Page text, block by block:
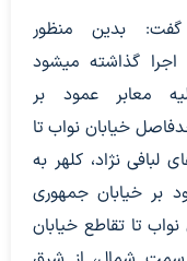
بدین منظور
گذاشته میشود
معابر عمود بر
خیابان نواب تا
لبافی نژاد، کلهر به
بر خیابان جمهوری
تا تقاطع خیابان